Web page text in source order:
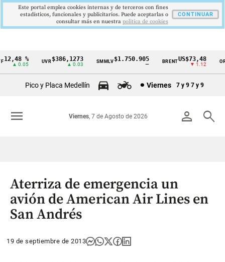
Cintillo
Colombia
%
▲ 0.05
UVR$386,1273
▲ 0.03
SMMLV$1.750.905 BRENTUS$73,48
▼ 1.12
ORO
Pico y Placa Medellín Viernes 7 y 9 7 y 9
person search
Viernes, 7 de Agosto de 2026
menu
Aterriza de emergencia un
avión de American Air Lines en
San Andrés
19 de septiembre de 2013
Este portal emplea cookies internas y de terceros con fines
estadísticos, funcionales y publicitarios. Puede aceptarlas o
consultar más en nuestra politica de cookies
CONTINUAR